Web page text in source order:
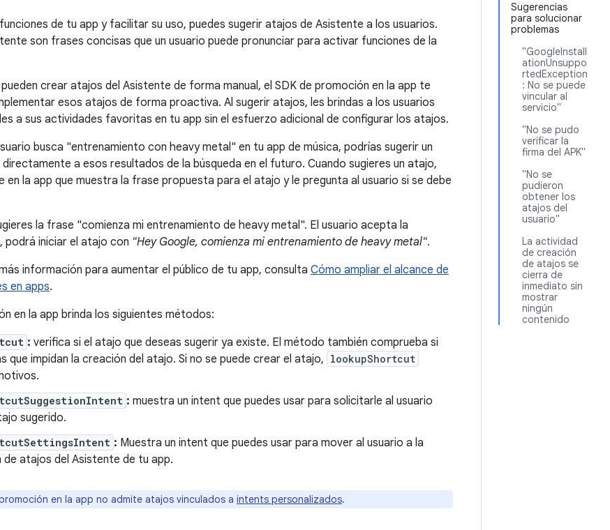
Sugerencias
para solucionar
problemas
"GoogleInstall
ationUnsuppo
rtedException
: No se puede
vincular al
servicio"
"No se pudo
verificar la
firma del APK"
"No se
pudieron
obtener los
atajos del
usuario"
La actividad
de creación
de atajos se
cierra de
inmediato sin
mostrar
ningún
contenido
de tu app y facilitar su uso, puedes sugerir atajos de Asistente a los usuarios.
son frases concisas que un usuario puede pronunciar para activar funciones de la
pueden crear atajos del Asistente de forma manual, el SDK de promoción en la app te
esos atajos de forma proactiva. Al sugerir atajos, les brindas a los usuarios
a sus actividades favoritas en tu app sin el esfuerzo adicional de configurar los atajos.
busca "entrenamiento con heavy metal" en tu app de música, podrías sugerir un
a esos resultados de la búsqueda en el futuro. Cuando sugieres un atajo,
en la app que muestra la frase propuesta para el atajo y le pregunta al usuario si se debe
la frase "comienza mi entrenamiento de heavy metal". El usuario acepta la
podrá iniciar el atajo con "Hey Google, comienza mi entrenamiento de heavy metal".
información para aumentar el público de tu app, consulta Cómo ampliar el alcance de
en apps.
en la app brinda los siguientes métodos:
: verifica si el atajo que deseas sugerir ya existe. El método también comprueba si
que impidan la creación del atajo. Si no se puede crear el atajo, lookupShortcut
: muestra un intent que puedes usar para solicitarle al usuario
sugerido.
: Muestra un intent que puedes usar para mover al usuario a la
de atajos del Asistente de tu app.
en la app no admite atajos vinculados a intents personalizados.